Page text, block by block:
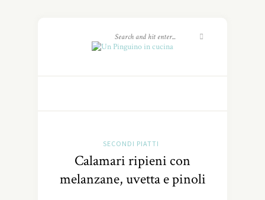
SECONDI PIATTI
Calamari ripieni con
melanzane, uvetta e pinoli